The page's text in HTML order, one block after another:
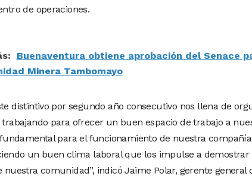
de operaciones.
Buenaventura obtiene aprobación del Senace
Minera Tambomayo
distintivo por segundo año consecutivo nos llena de
para ofrecer un buen espacio de trabajo a
para el funcionamiento de nuestra
un buen clima laboral que los impulse a
nuestra comunidad”, indicó Jaime Polar, gerente general